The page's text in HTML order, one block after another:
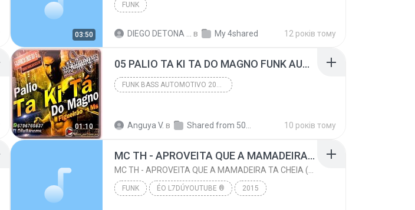
03:50
FUNK
в My 4shared 12 років тому
01:10
05 PALIO TA KI TA DO MAGNO FUNK AUTOMOTIVO VOLUME 01.mp3
FUNK BASS AUTOMOTIVO 2016 LANÇAMENTOS
FUNK BASS AUTOMOTIVO 2016 LANÇAMENTOS
Anguya V. в 10 років тому
MC TH - APROVEITA QUE A MAMADEIRA TA CHEIA (LANÇAMENTO OFICIAL 2015)
FUNK ÉO L7DÚYOUTUBE ® 2015